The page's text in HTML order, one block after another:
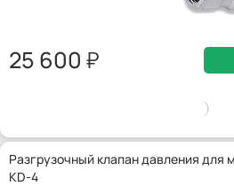
25 600
Разгрузочный клапан давления для
KD-4